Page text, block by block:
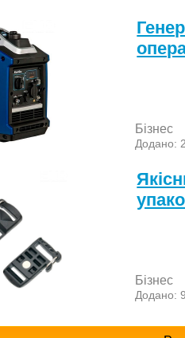
Бізнес
Додано:
Бізнес
Додано: